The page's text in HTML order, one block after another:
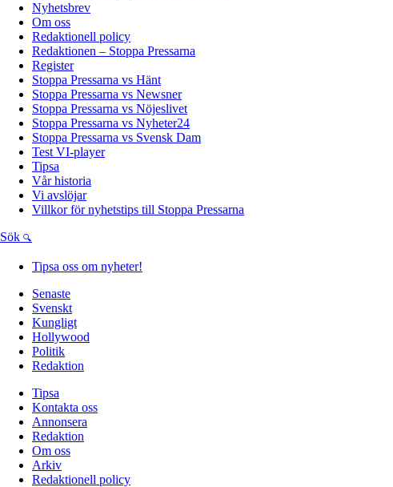
Nyhetsbrev
Om oss
Redaktionell policy
Redaktionen – Stoppa Pressarna
Register
Stoppa Pressarna vs Hänt
Stoppa Pressarna vs Newsner
Stoppa Pressarna vs Nöjeslivet
Stoppa Pressarna vs Nyheter24
Stoppa Pressarna vs Svensk Dam
Test VI-player
Tipsa
Vår historia
Vi avslöjar
Villkor för nyhetstips till Stoppa Pressarna
Sök
Tipsa oss om nyheter!
Senaste
Svenskt
Kungligt
Hollywood
Politik
Redaktion
Tipsa
Kontakta oss
Annonsera
Redaktion
Om oss
Arkiv
Redaktionell policy